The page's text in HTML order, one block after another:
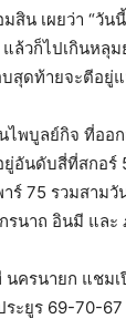
น เผยว่า “วัน
ล้วก็ไปเกินหลุ
สุดท้ายจะตีอยู่
พบูลย์กิจ ที่ออก
อันดับสี่ที่สกอร์
าร์ 75 รวมสา
รนาถ อินมี และ
นครนายก แชม
ระยูร 69-70-67